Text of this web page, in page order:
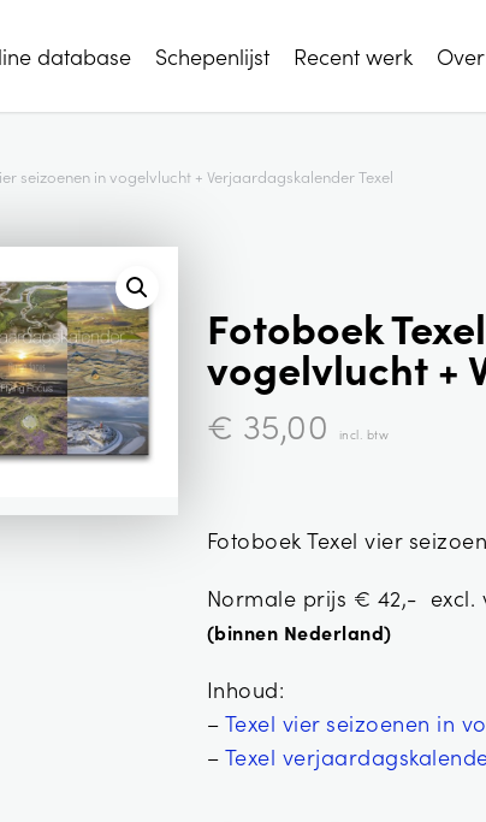
database Schepenlijst Recent werk
seizoenen in vogelvlucht + Verjaardagskalender Texel
Fotoboek
vogelvlucht +
€ 35,00 incl. btw
Fotoboek Texel vier
Normale prijs € 42,-
(binnen Nederland)
Inhoud:
– Texel vier seizoenen in
– Texel